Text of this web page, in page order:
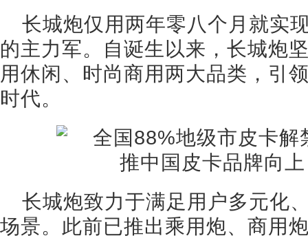
长城炮仅用两年零八个月就实
的主力军。自诞生以来，长城炮
用休闲、时尚商用两大品类，引
时代。
长城炮致力于满足用户多元化
场景。此前已推出乘用炮、商用